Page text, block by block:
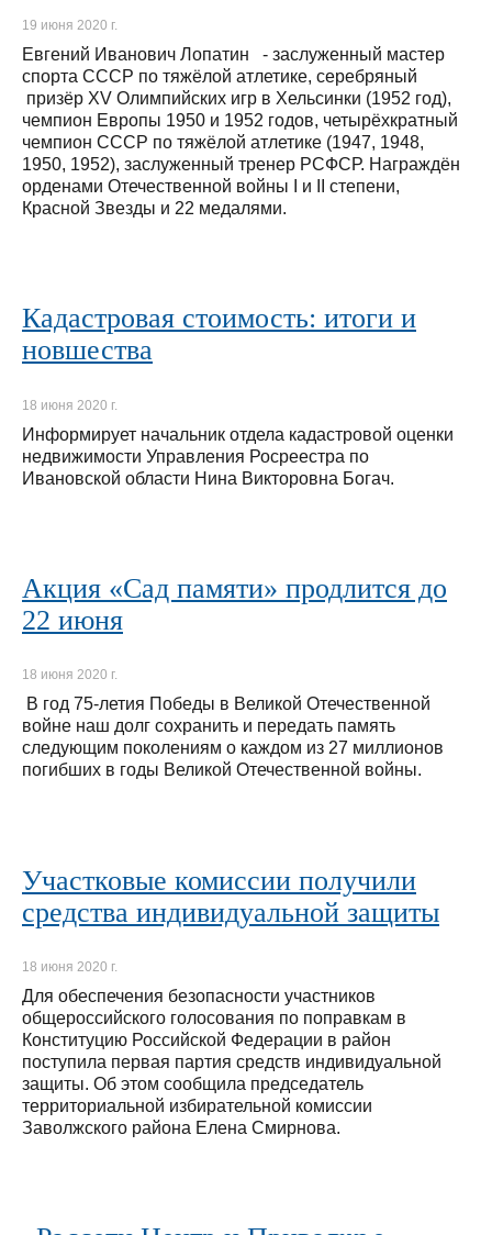
19 июня 2020 г.
Евгений Иванович Лопатин - заслуженный мастер
спорта СССР по тяжёлой атлетике, серебряный
призёр XV Олимпийских игр в Хельсинки (1952 год),
чемпион Европы 1950 и 1952 годов, четырёхкратный
чемпион СССР по тяжёлой атлетике (1947, 1948,
1950, 1952), заслуженный тренер РСФСР. Награждён
орденами Отечественной войны I и II степени,
Красной Звезды и 22 медалями.
Кадастровая стоимость: итоги и
новшества
18 июня 2020 г.
Информирует начальник отдела кадастровой оценки
недвижимости Управления Росреестра по
Ивановской области Нина Викторовна Богач.
Акция «Сад памяти» продлится до
22 июня
18 июня 2020 г.
В год 75-летия Победы в Великой Отечественной
войне наш долг сохранить и передать память
следующим поколениям о каждом из 27 миллионов
погибших в годы Великой Отечественной войны.
Участковые комиссии получили
средства индивидуальной защиты
18 июня 2020 г.
Для обеспечения безопасности участников
общероссийского голосования по поправкам в
Конституцию Российской Федерации в район
поступила первая партия средств индивидуальной
защиты. Об этом сообщила председатель
территориальной избирательной комиссии
Заволжского района Елена Смирнова.